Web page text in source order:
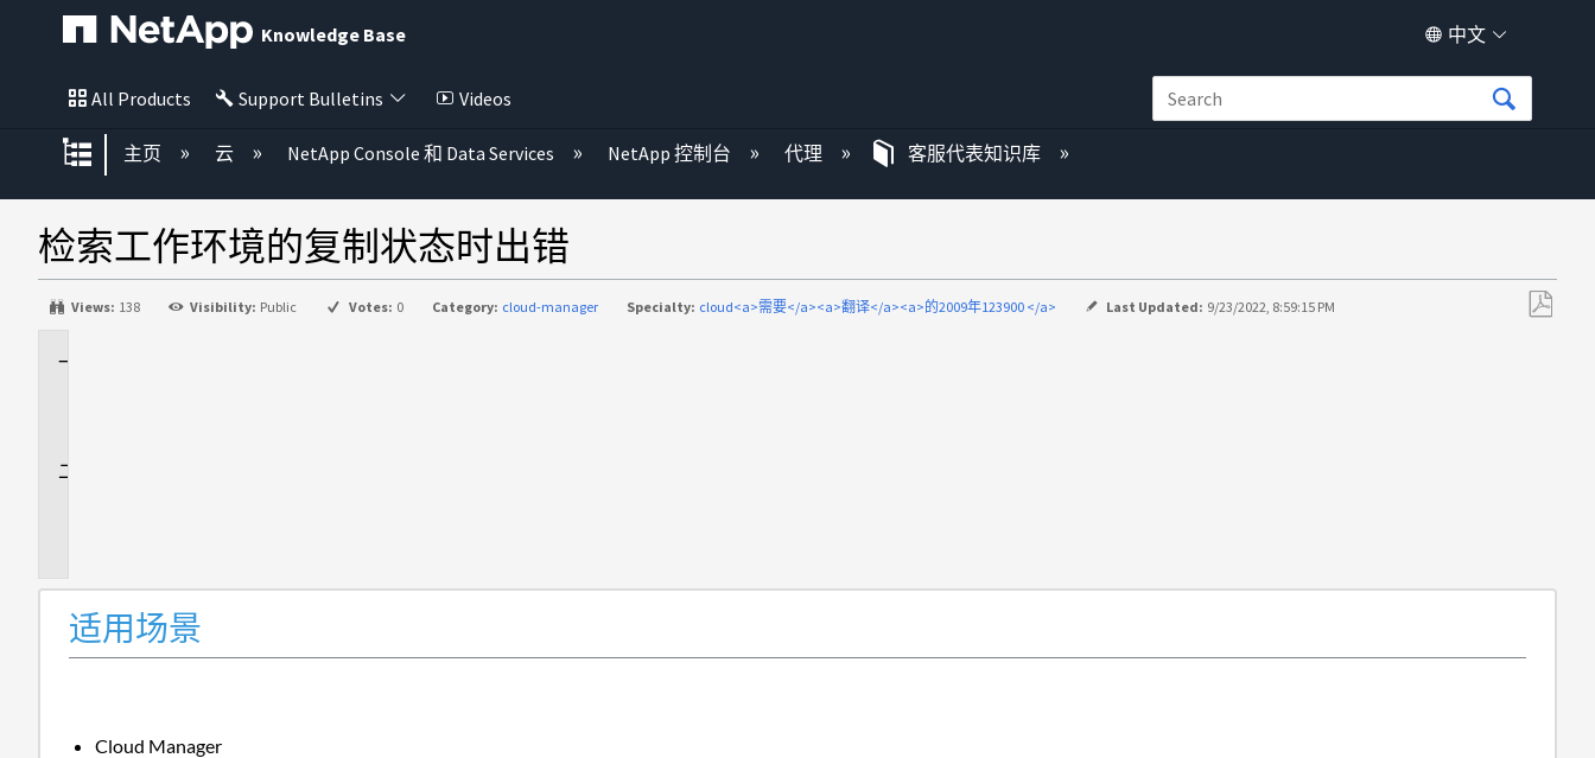
Knowledge Base 中文
All Products Support Bulletins Videos
扩展/隐缩全局层次
主页 云 NetApp Console 和 Data Services NetApp 控制台 代理 客服代表知识库
检索工作环境的复制状态时出错
Views: 138 Visibility: Public Votes: 0 Category: cloud-manager Specialty: cloud<a>需要</a><a>翻译</a><a>的2009年123900 </a> Last Updated: 9/23/2022, 8:59:15 PM
适用场景
Cloud Manager